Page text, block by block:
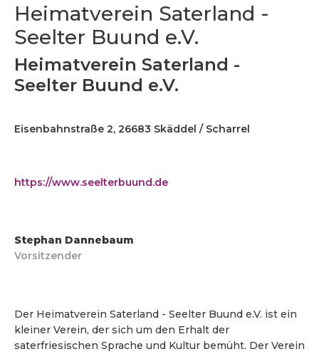
Heimatverein Saterland -
Seelter Buund e.V.
Heimatverein Saterland -
Seelter Buund e.V.
Eisenbahnstraße 2, 26683 Skäddel / Scharrel
https://www.seelterbuund.de
Stephan Dannebaum
Vorsitzender
Der Heimatverein Saterland - Seelter Buund e.V. ist ein
kleiner Verein, der sich um den Erhalt der
saterfriesischen Sprache und Kultur bemüht. Der Verein